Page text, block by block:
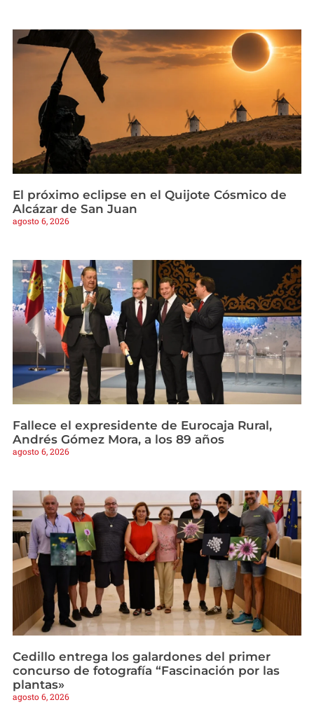
El próximo eclipse en el Quijote Cósmico de
Alcázar de San Juan
agosto 6, 2026
Fallece el expresidente de Eurocaja Rural,
Andrés Gómez Mora, a los 89 años
agosto 6, 2026
Cedillo entrega los galardones del primer
concurso de fotografía “Fascinación por las
plantas»
agosto 6, 2026